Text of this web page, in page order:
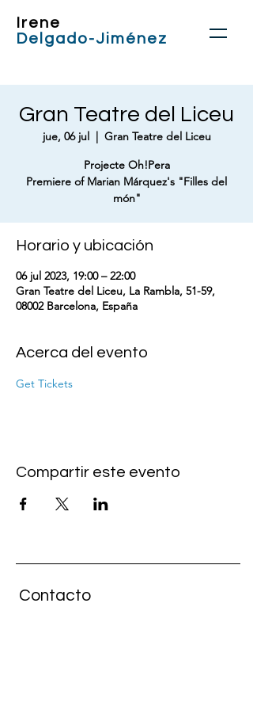
Irene
Delgado-Jiménez
Gran Teatre del Liceu
jue, 06 jul
  |
Gran Teatre del Liceu
Projecte Oh!Pera
Premiere of Marian Márquez's "Filles del
món"
Horario y ubicación
06 jul 2023, 19:00 – 22:00
Gran Teatre del Liceu, La Rambla, 51-59,
08002 Barcelona, España
Acerca del evento
Get Tickets
Compartir este evento
Contacto